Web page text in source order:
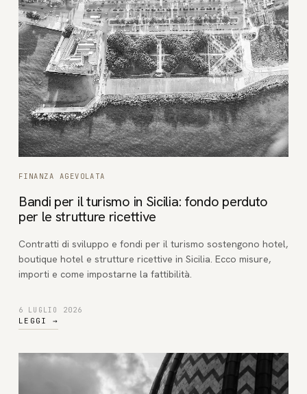
FINANZA AGEVOLATA
Bandi per il turismo in Sicilia: fondo perduto
per le strutture ricettive
Contratti di sviluppo e fondi per il turismo sostengono hotel,
boutique hotel e strutture ricettive in Sicilia. Ecco misure,
importi e come impostarne la fattibilità.
6 LUGLIO 2026
LEGGI →